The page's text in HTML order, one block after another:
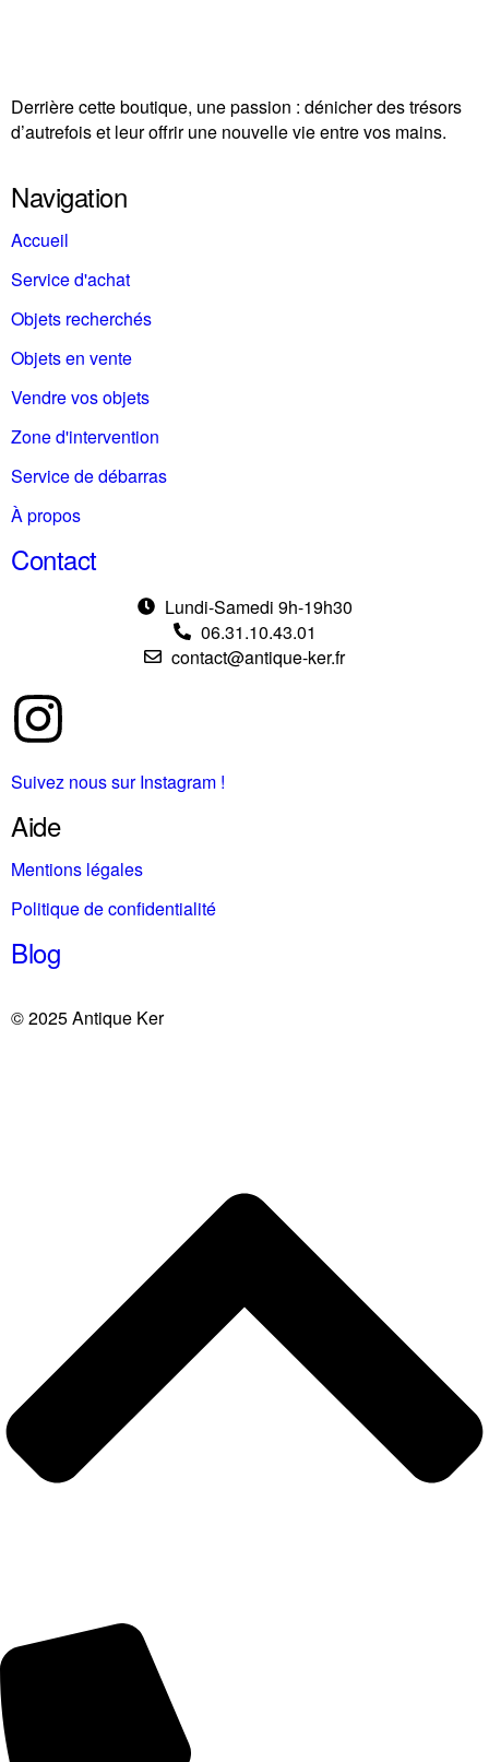
Derrière cette boutique, une passion : dénicher des trésors
d’autrefois et leur offrir une nouvelle vie entre vos mains.
Navigation
Accueil
Service d'achat
Objets recherchés
Objets en vente
Vendre vos objets
Zone d'intervention
Service de débarras
À propos
Contact
Lundi-Samedi 9h-19h30
06.31.10.43.01
contact@antique-ker.fr
Suivez nous sur Instagram !
Aide
Mentions légales
Politique de confidentialité
Blog
© 2025 Antique Ker